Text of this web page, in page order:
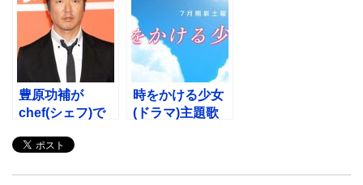
豊原功補が
chef(シェフ)で
や嫁との離婚は
時をかける少女
(ドラマ)主題歌